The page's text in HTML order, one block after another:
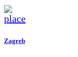
Zagreb